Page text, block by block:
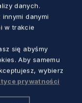
danych.
innymi danymi
w trakcie
się abyśmy
Aby samemu
wybierz
prywatności